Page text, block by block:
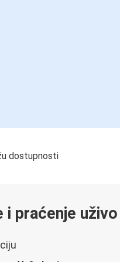
dostupnosti
i praćenje uživo